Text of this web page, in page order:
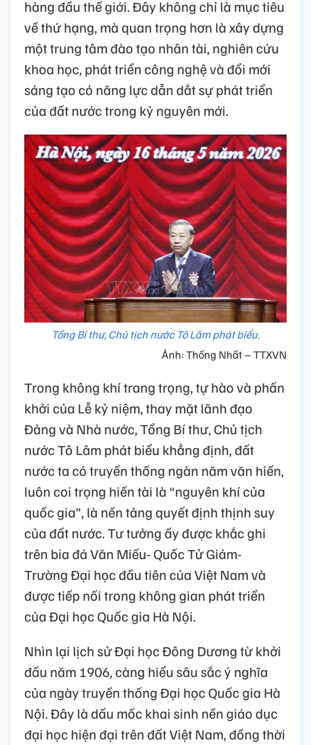
hàng đầu thế giới. Đây không chỉ là mục tiêu
về thứ hạng, mà quan trọng hơn là xây dựng
một trung tâm đào tạo nhân tài, nghiên cứu
khoa học, phát triển công nghệ và đổi mới
sáng tạo có năng lực dẫn dắt sự phát triển
của đất nước trong kỷ nguyên mới.
Tổng Bí thư, Chủ tịch nước Tô Lâm phát biểu.
Ảnh: Thống Nhất – TTXVN
Trong không khí trang trọng, tự hào và phấn
khởi của Lễ kỷ niệm, thay mặt lãnh đạo
Đảng và Nhà nước, Tổng Bí thư, Chủ tịch
nước Tô Lâm phát biểu khẳng định, đất
nước ta có truyền thống ngàn năm văn hiến,
luôn coi trọng hiền tài là “nguyên khí của
quốc gia”, là nền tảng quyết định thịnh suy
của đất nước. Tư tưởng ấy được khắc ghi
trên bia đá Văn Miếu- Quốc Tử Giám-
Trường Đại học đầu tiên của Việt Nam và
được tiếp nối trong không gian phát triển
của Đại học Quốc gia Hà Nội.
Nhìn lại lịch sử Đại học Đông Dương từ khởi
đầu năm 1906, càng hiểu sâu sắc ý nghĩa
của ngày truyền thống Đại học Quốc gia Hà
Nội. Đây là dấu mốc khai sinh nền giáo dục
đại học hiện đại trên đất Việt Nam, đồng thời